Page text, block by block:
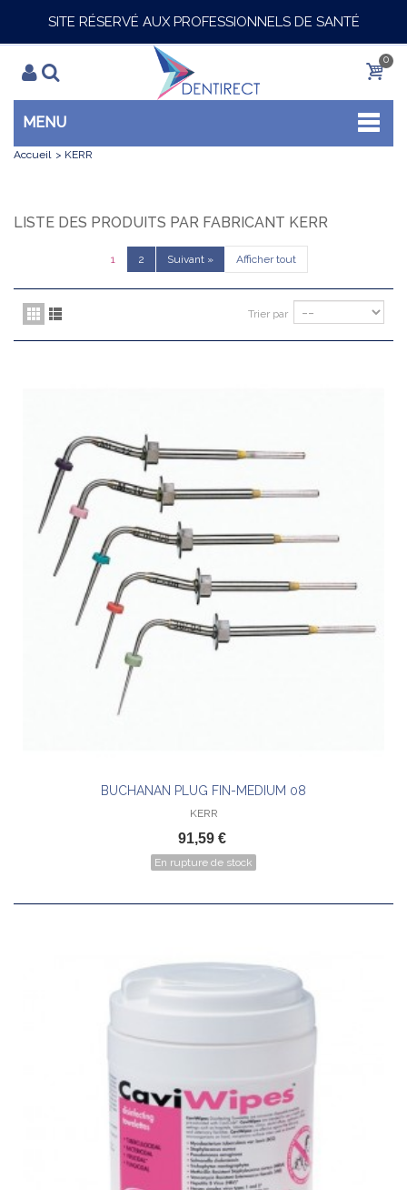
SITE RÉSERVÉ AUX PROFESSIONNELS DE SANTÉ
0
MENU
Accueil > KERR
LISTE DES PRODUITS PAR FABRICANT KERR
1 2 Suivant» Afficher tout
Trier par
BUCHANAN PLUG FIN-MEDIUM 08
KERR
91,59 €
En rupture de stock